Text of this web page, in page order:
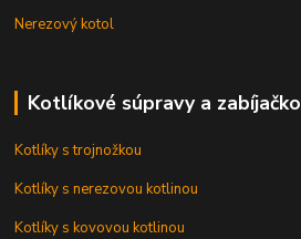
Nerezový kotol
Kotlíkové súpravy a
Kotlíky s trojnožkou
Kotlíky s nerezovou kotlinou
Kotlíky s kovovou kotlinou